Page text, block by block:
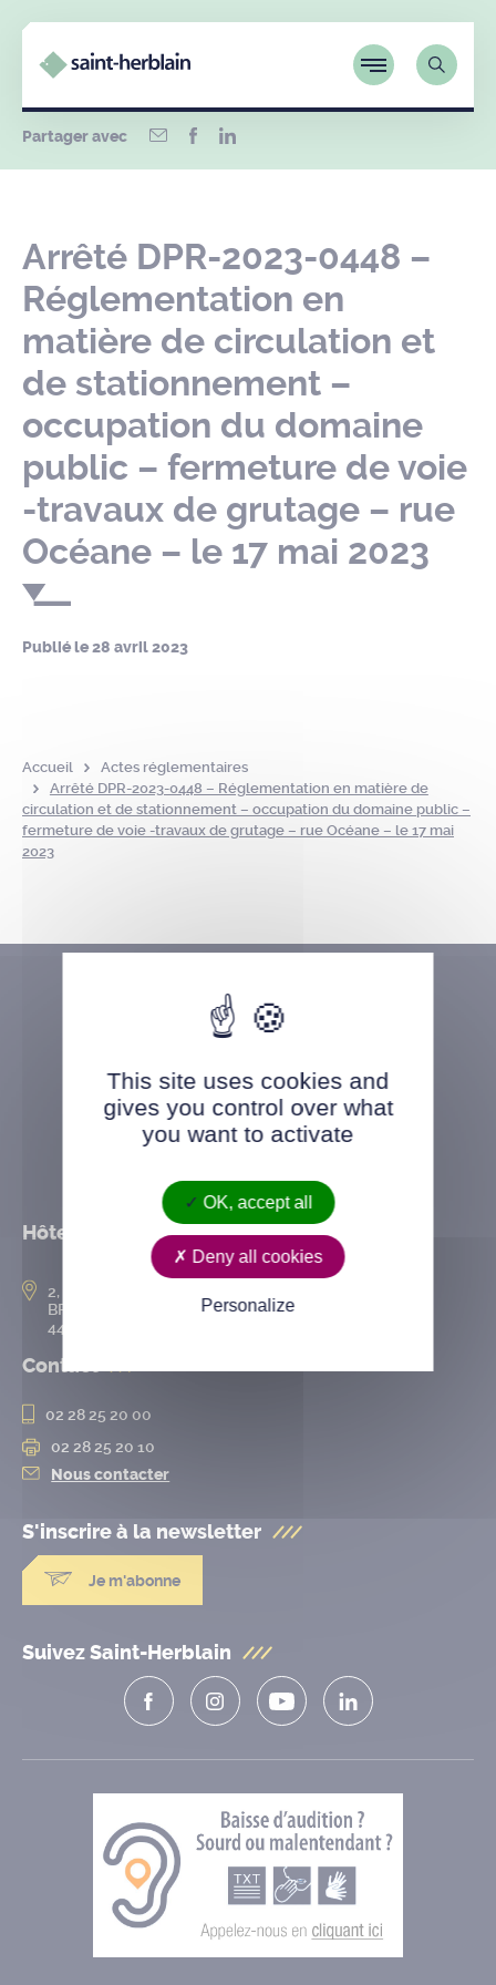
Partager avec
Arrêté DPR-2023-0448 –
Réglementation en
matière de circulation et
de stationnement –
occupation du domaine
public – fermeture de voie
-travaux de grutage – rue
Océane – le 17 mai 2023
Publié le28 avril 2023
Accueil
Actes réglementaires
Arrêté DPR-2023-0448 – Réglementation en matière de
circulation et de stationnement – occupation du domaine public –
fermeture de voie -travaux de grutage – rue Océane – le 17 mai
2023
Hôtel de ville
2, rue de l’Hôtel-de-Ville
BP 50167
44802 Saint-Herblain cedex
Contact
02 28 25 20 00
02 28 25 20 10
Nous contacter
S'inscrire à la newsletter
Je m'abonne
Suivez Saint-Herblain
This site uses cookies and
gives you control over what
you want to activate
OK, accept all
Deny all cookies
Personalize